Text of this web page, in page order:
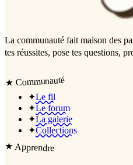
La communauté fait maison des
tes réussites, pose tes questions,
★ Communauté
✦Le fil
✦Le forum
✦La galerie
✦Collections
★Apprendre